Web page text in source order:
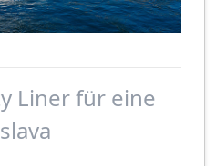
Liner für eine